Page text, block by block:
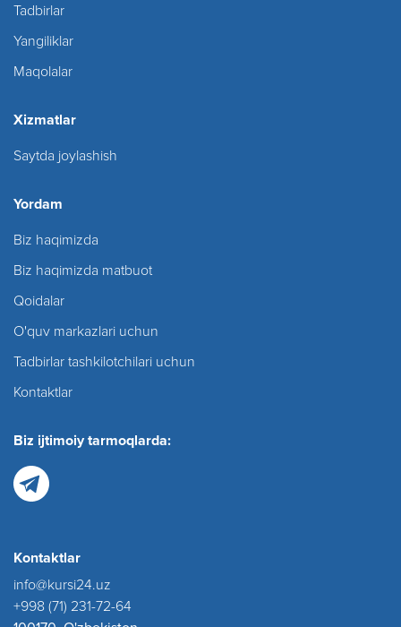
Tadbirlar
Yangiliklar
Maqolalar
Xizmatlar
Saytda joylashish
Yordam
Biz haqimizda
Biz haqimizda matbuot
Qoidalar
O'quv markazlari uchun
Tadbirlar tashkilotchilari uchun
Kontaktlar
Biz ijtimoiy tarmoqlarda:
Kontaktlar
info@kursi24.uz
+998 (71) 231-72-64